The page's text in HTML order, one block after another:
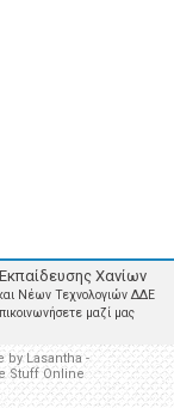
Χανίων
Νέων Τεχνολογιών ΔΔΕ
μαζί μας
byLasantha-
Stuff Online